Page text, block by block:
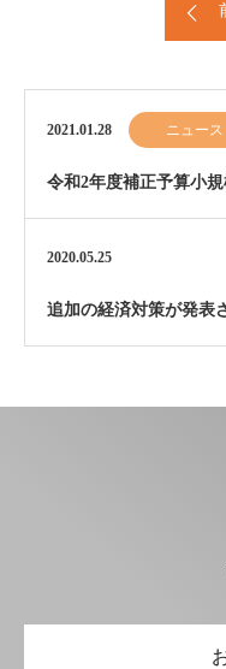
2021.01.28 ニュース
令和2年度補正予算小
として採択を受けました
2020.05.25
追加の経済対策が発表